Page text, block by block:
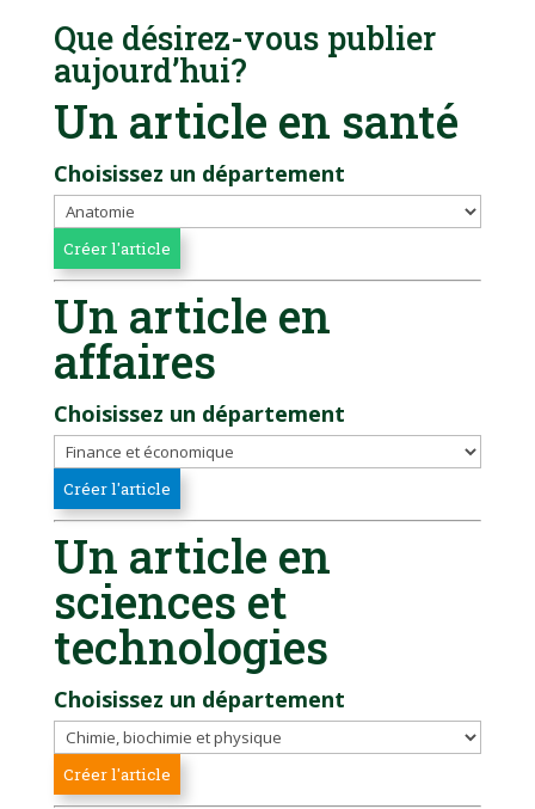
Que désirez-vous publier
aujourd’hui?
Un article en santé
Choisissez un département
Un article en
affaires
Choisissez un département
Un article en
sciences et
technologies
Choisissez un département